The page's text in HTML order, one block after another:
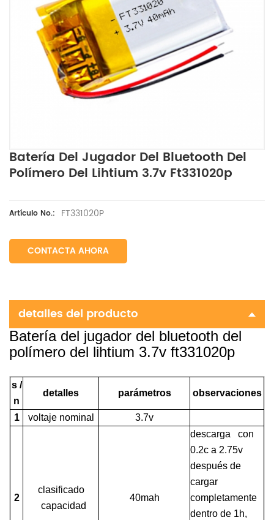
Batería Del Jugador Del Bluetooth Del
Polímero Del Lihtium 3.7v Ft331020p
Artículo No.: FT331020P
CONTACTA AHORA
detalles del producto
Batería del jugador del bluetooth del
polímero del lihtium 3.7v ft331020p
s /
n
detalles parámetros observaciones
1 voltaje nominal 3.7v
2
clasificado
capacidad
40mah
descarga con
0.2c a 2.75v
después de
cargar
completamente
dentro de 1h,